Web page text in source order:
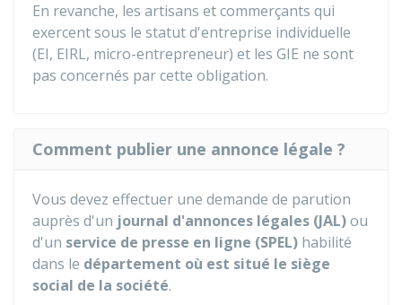
En revanche, les artisans et commerçants qui
exercent sous le statut d'entreprise individuelle
(EI, EIRL, micro-entrepreneur) et les GIE ne sont
pas concernés par cette obligation.
Comment publier une annonce légale ?
Vous devez effectuer une demande de parution
auprès d'un journal d'annonces légales (JAL)ou
d'un service de presse en ligne (SPEL) habilité
dans le département où est situé le siège
social de la société.